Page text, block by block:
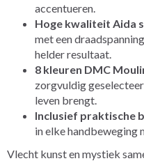
accentueren.
Hoge kwaliteit Aida
met een
helder resultaat.
8 kleuren DMC
zorgvuldig
leven brengt.
Inclusief praktische
in elke handbeweging
Vlecht kunst en mystiek